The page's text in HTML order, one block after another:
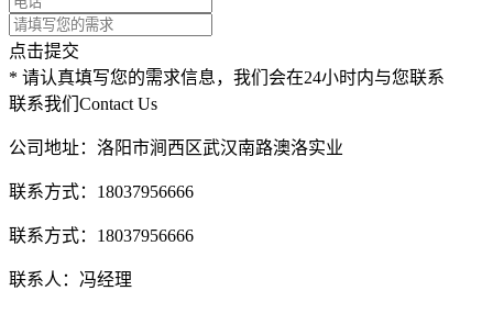
点击提交
* 请认真填写您的需求信息，我们会在24小时内与您联系
联系我们 Contact Us
公司地址：洛阳市涧西区武汉南路澳洛实业
联系方式：18037956666
联系方式：18037956666
联系人：冯经理